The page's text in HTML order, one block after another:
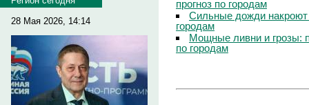
28 Мая 2026, 14:14
прогноз по городам
Сильные дожди
городам
Мощные ливни и грозы:
по городам